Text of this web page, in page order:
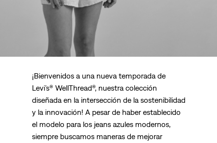
¡Bienvenidos a una nueva temporada de
Levi’s® WellThread®, nuestra colección
diseñada en la intersección de la sostenibilidad
y la innovación! A pesar de haber establecido
el modelo para los jeans azules modernos,
siempre buscamos maneras de mejorar